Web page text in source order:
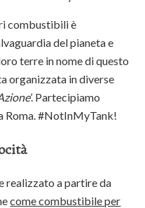
combustibili è
del pianeta e
terre in nome di questo
organizzata in diverse
’. Partecipiamo
Roma. #NotInMyTank!
realizzato a partire da
come combustibile per